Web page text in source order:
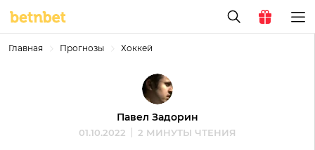
Главная Прогнозы Хоккей
Павел Задорин
01.10.2022 2 МИНУТЫ ЧТЕНИЯ